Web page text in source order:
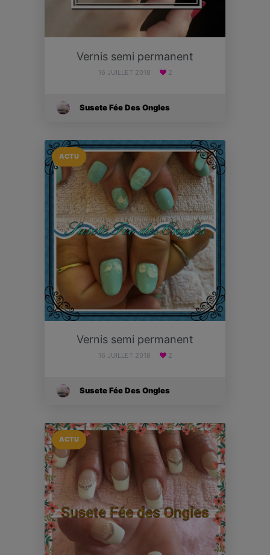
Vernis semi permanent
16 JUILLET 2018 2
Susete Fée Des Ongles
ACTU
Vernis semi permanent
16 JUILLET 2018 2
Susete Fée Des Ongles
ACTU